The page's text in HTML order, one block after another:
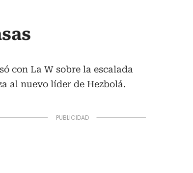
con La W sobre la escalada
al nuevo líder de Hezbolá.